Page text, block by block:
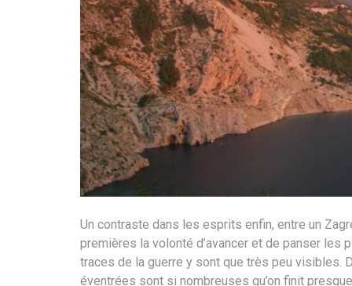
Un contraste dans les esprits enfin, entre un
premières la volonté d’avancer et de panser
traces de la guerre y sont que très peu visibles.
éventrées sont si nombreuses qu’on finit